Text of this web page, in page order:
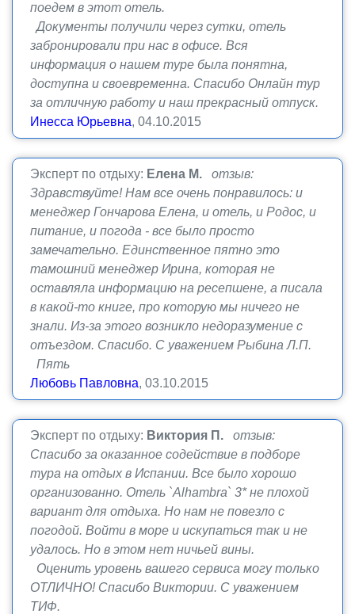
поедем в этот отель.
Документы получили через сутки, отель
забронировали при нас в офисе. Вся
информация о нашем туре была понятна,
доступна и своевременна. Спасибо Онлайн тур
за отличную работу и наш прекрасный отпуск.
Инесса Юрьевна, 04.10.2015
Эксперт по отдыху: Елена М.
отзыв:
Здравствуйте! Нам все очень понравилось: и
менеджер Гончарова Елена, и отель, и Родос, и
питание, и погода - все было просто
замечательно. Единственное пятно это
тамошний менеджер Ирина, которая не
оставляла информацию на ресепшене, а писала
в какой-то книге, про которую мы ничего не
знали. Из-за этого возникло недоразумение с
отъездом. Спасибо. С уважением Рыбина Л.П.
Пять
Любовь Павловна, 03.10.2015
Эксперт по отдыху: Виктория П.
отзыв:
Спасибо за оказанное содействие в подборе
тура на отдых в Испании. Все было хорошо
организованно. Отель `Alhambra` 3* не плохой
вариант для отдыха. Но нам не повезло с
погодой. Войти в море и искупаться так и не
удалось. Но в этом нет ничьей вины.
Оценить уровень вашего сервиса могу только
ОТЛИЧНО! Спасибо Виктории. С уважением
ТИФ.